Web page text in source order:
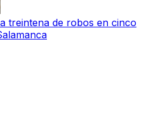
treintena de robos en cinco